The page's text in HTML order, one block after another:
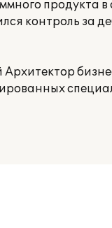
продукта
контроль за